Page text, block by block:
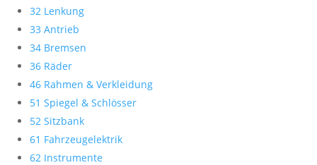
32 Lenkung
33 Antrieb
34 Bremsen
36 Räder
46 Rahmen & Verkleidung
51 Spiegel & Schlösser
52 Sitzbank
61 Fahrzeugelektrik
62 Instrumente